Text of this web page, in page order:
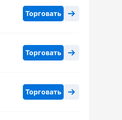
Торговать
Торговать
Торговать